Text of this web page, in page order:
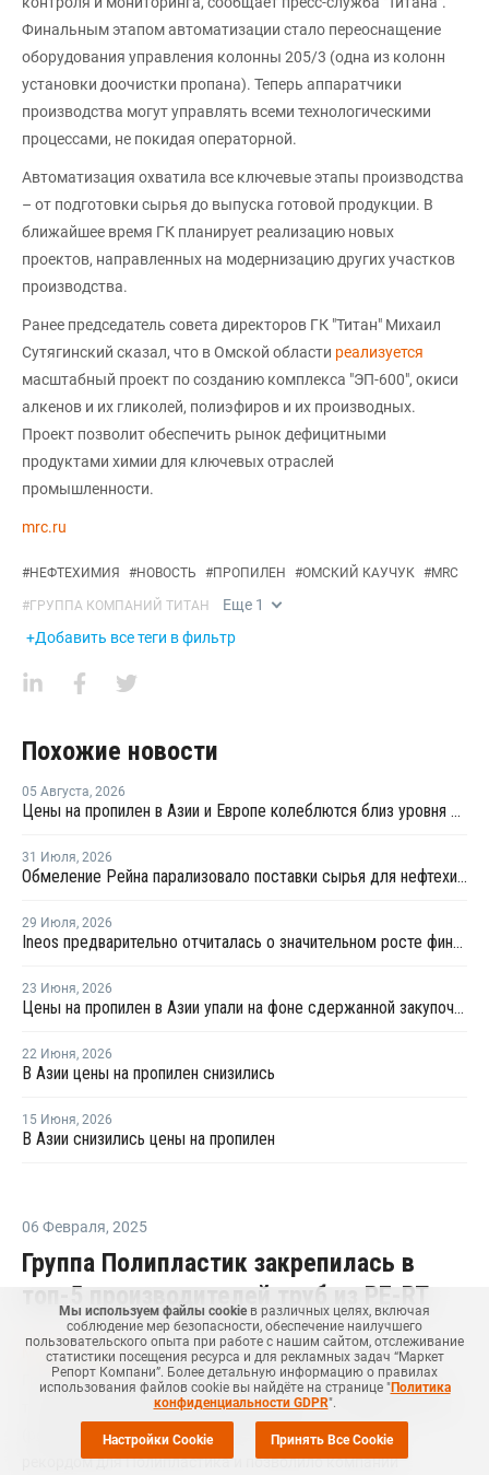
Финальным этапом автоматизации стало переоснащение
оборудования управления колонны 205/3 (одна из колонн
установки доочистки пропана). Теперь аппаратчики
производства могут управлять всеми технологическими
процессами, не покидая операторной.
Автоматизация охватила все ключевые этапы производства
– от подготовки сырья до выпуска готовой продукции. В
ближайшее время ГК планирует реализацию новых
проектов, направленных на модернизацию других участков
производства.
Ранее председатель совета директоров ГК "Титан" Михаил
Сутягинский сказал, что в Омской области реализуется
масштабный проект по созданию комплекса "ЭП-600", окиси
алкенов и их гликолей, полиэфиров и их производных.
Проект позволит обеспечить рынок дефицитными
продуктами химии для ключевых отраслей
промышленности.
mrc.ru
#НЕФТЕХИМИЯ #НОВОСТЬ #ПРОПИЛЕН #ОМСКИЙ КАУЧУК #MRC
#ГРУППА КОМПАНИЙ ТИТАН Еще 1
+Добавить все теги в фильтр
Похожие новости
05 Августа, 2026
Цены на пропилен в Азии и Европе колеблются близ уровня в USD1000
31 Июля, 2026
Обмеление Рейна парализовало поставки сырья для нефтехимии Германии
29 Июля, 2026
Ineos предварительно отчиталась о значительном росте финансовых показателей
23 Июня, 2026
Цены на пропилен в Азии упали на фоне сдержанной закупочной активности
22 Июня, 2026
В Азии цены на пропилен снизились
15 Июня, 2026
В Азии снизились цены на пропилен
06 Февраля, 2025
Группа Полипластик закрепилась в
топ-5 производителей труб из PE-RT
Маркет Репорт-- Завод "АНД ГАЗТРУБПЛАСТ" (входит в
Группу Полипластик) в 2024 году произвел свыше 8 млн м
труб малого диаметра из термостойкого полиэтилена PE-RT
(polyethylene of raised temperature, ПЭ-ВТ), что стало
рекордом для Полипластика и позволило компании
Мы используем файлы cookieв различных целях, включая
соблюдение мер безопасности, обеспечение наилучшего
пользовательского опыта при работе с нашим сайтом, отслеживание
статистики посещения ресурса и для рекламных задач “Маркет
Репорт Компани”. Более детальную информацию о правилах
использования файлов cookie вы найдёте на странице "Политика
конфиденциальности GDPR".
Настройки Cookie Принять Все Cookie